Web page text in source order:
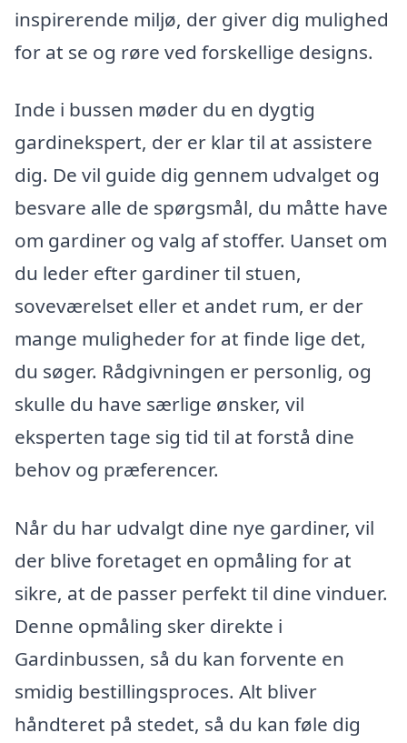
inspirerende miljø, der giver dig mulighed
for at se og røre ved forskellige designs.
Inde i bussen møder du en dygtig
gardinekspert, der er klar til at assistere
dig. De vil guide dig gennem udvalget og
besvare alle de spørgsmål, du måtte have
om gardiner og valg af stoffer. Uanset om
du leder efter gardiner til stuen,
soveværelset eller et andet rum, er der
mange muligheder for at finde lige det,
du søger. Rådgivningen er personlig, og
skulle du have særlige ønsker, vil
eksperten tage sig tid til at forstå dine
behov og præferencer.
Når du har udvalgt dine nye gardiner, vil
der blive foretaget en opmåling for at
sikre, at de passer perfekt til dine vinduer.
Denne opmåling sker direkte i
Gardinbussen, så du kan forvente en
smidig bestillingsproces. Alt bliver
håndteret på stedet, så du kan føle dig